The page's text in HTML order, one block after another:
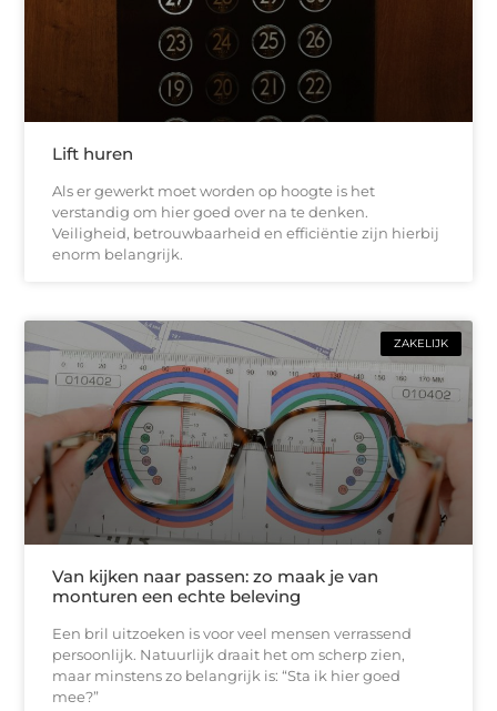
Lift huren
Als er gewerkt moet worden op hoogte is het
verstandig om hier goed over na te denken.
Veiligheid, betrouwbaarheid en efficiëntie zijn hierbij
enorm belangrijk.
ZAKELIJK
Van kijken naar passen: zo maak je van
monturen een echte beleving
Een bril uitzoeken is voor veel mensen verrassend
persoonlijk. Natuurlijk draait het om scherp zien,
maar minstens zo belangrijk is: “Sta ik hier goed
mee?”